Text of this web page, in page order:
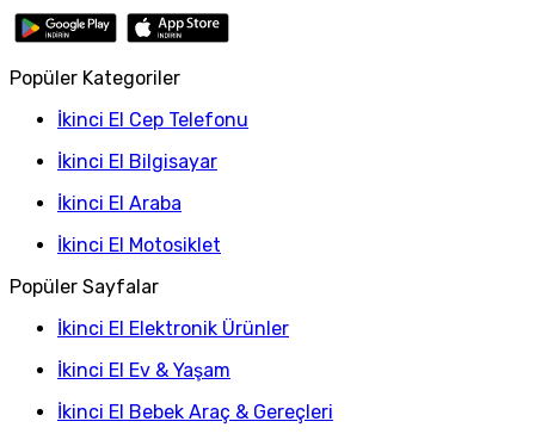
Popüler Kategoriler
İkinci El Cep Telefonu
İkinci El Bilgisayar
İkinci El Araba
İkinci El Motosiklet
Popüler Sayfalar
İkinci El Elektronik Ürünler
İkinci El Ev & Yaşam
İkinci El Bebek Araç & Gereçleri